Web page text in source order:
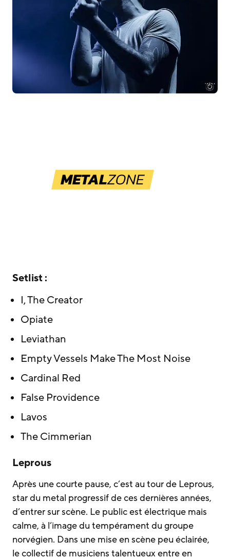
Setlist :
I, The Creator
Opiate
Leviathan
Empty Vessels Make The Most Noise
Cardinal Red
False Providence
Lavos
The Cimmerian
Leprous
Après une courte pause, c’est au tour de Leprous,
star du metal progressif de ces dernières années,
d’entrer sur scène. Le public est électrique mais
calme, à l’image du tempérament du groupe
norvégien. Dans une mise en scène peu éclairée,
le collectif de musiciens talentueux entre en